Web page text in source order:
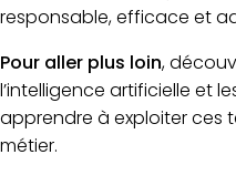
responsable, efficace et
Pour aller plus loin,
l’intelligence artificielle et
apprendre à exploiter ces
métier.